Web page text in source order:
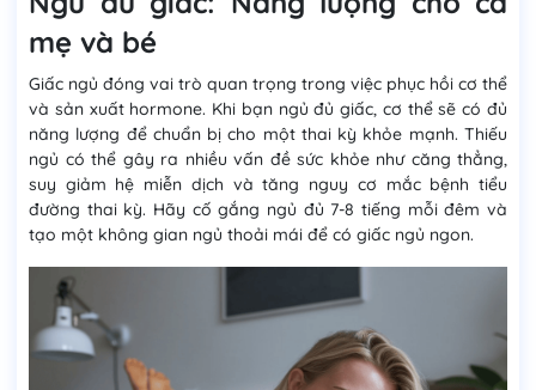
mẹ và bé
Giấc ngủ đóng vai trò quan trọng trong việc phục hồi cơ thể
và sản xuất hormone. Khi bạn ngủ đủ giấc, cơ thể sẽ có đủ
năng lượng để chuẩn bị cho một thai kỳ khỏe mạnh. Thiếu
ngủ có thể gây ra nhiều vấn đề sức khỏe như căng thẳng,
suy giảm hệ miễn dịch và tăng nguy cơ mắc bệnh tiểu
đường thai kỳ. Hãy cố gắng ngủ đủ 7-8 tiếng mỗi đêm và
tạo một không gian ngủ thoải mái để có giấc ngủ ngon.